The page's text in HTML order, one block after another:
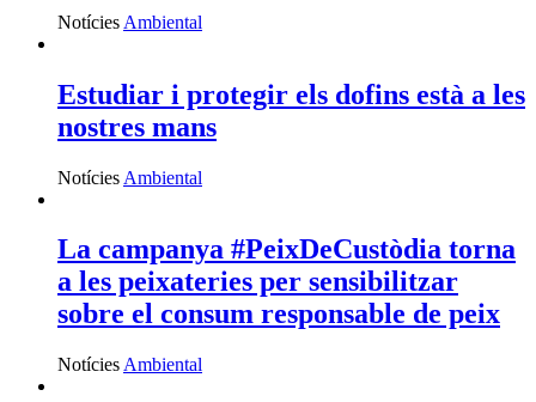
Notícies Ambiental
Estudiar i protegir els dofins està a les
nostres mans
Notícies Ambiental
La campanya #PeixDeCustòdia torna
a les peixateries per sensibilitzar
sobre el consum responsable de peix
Notícies Ambiental